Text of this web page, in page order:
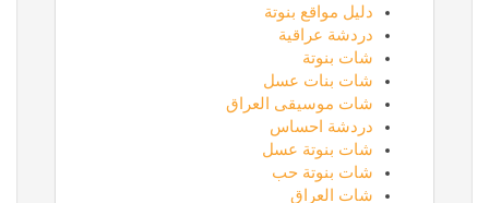
دليل مواقع بنوتة
دردشة عراقية
شات بنوتة
شات بنات عسل
شات موسيقى العراق
دردشة احساس
شات بنوتة عسل
شات بنوتة حب
شات العراق